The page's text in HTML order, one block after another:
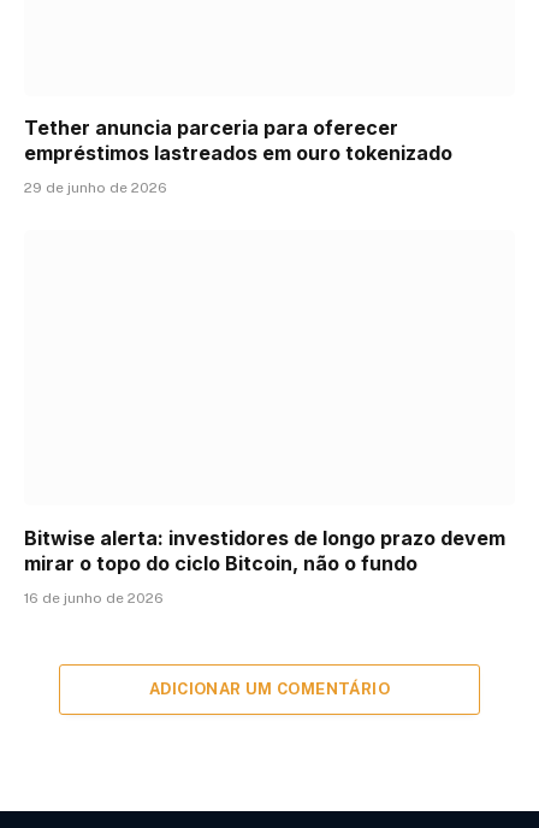
Tether anuncia parceria para oferecer
empréstimos lastreados em ouro tokenizado
29 de junho de 2026
Bitwise alerta: investidores de longo prazo devem
mirar o topo do ciclo Bitcoin, não o fundo
16 de junho de 2026
ADICIONAR UM COMENTÁRIO